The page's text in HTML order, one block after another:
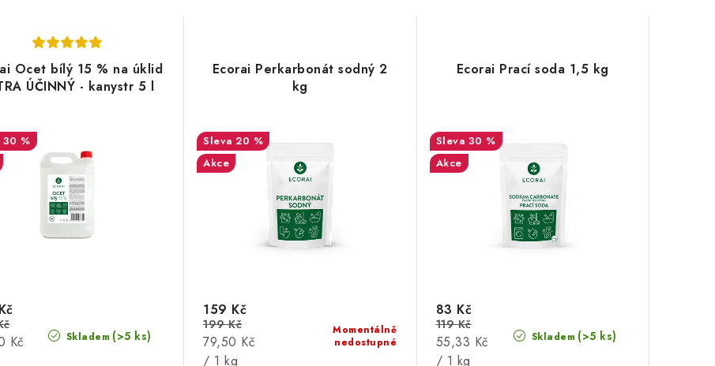
Ocet bílý 15 % na úklid
ÚČINNÝ - kanystr 5 l
30 %
Skladem (>5 ks)
Kč
Ecorai Perkarbonát sodný 2
kg
20 %
Akce
Momentálně
nedostupné
159 Kč
199 Kč
Měrná
cena:
79,50 Kč
/ 1 kg
Ecorai Prací soda 1,5 kg
30 %
Akce
Skladem (>5 ks)
83 Kč
119 Kč
Měrná
cena:
55,33 Kč
/ 1 kg